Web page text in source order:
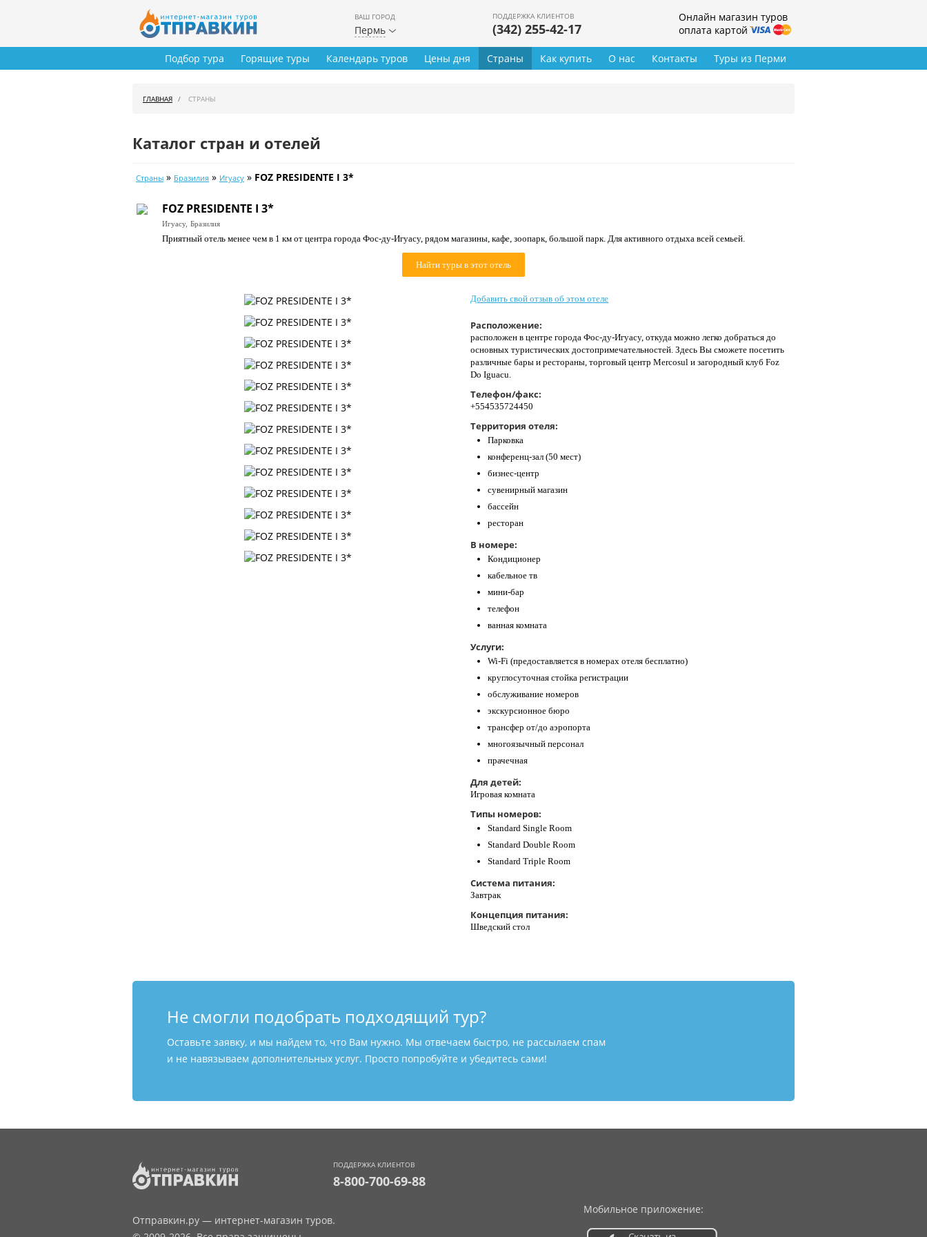
ВАШ ГОРОД
Пермь
ПОДДЕРЖКА КЛИЕНТОВ
(342) 255-42-17
Онлайн магазин туров
оплата картой
Туры из Перми
Подбор тура Горящие туры Календарь туров Цены дня Страны Как купить О нас Контакты
ГЛАВНАЯ СТРАНЫ
Каталог стран и отелей
Страны » Бразилия » Игуасу » FOZ PRESIDENTE I 3*
FOZ PRESIDENTE I 3*
Игуасу, Бразилия
Приятный отель менее чем в 1 км от центра города Фос-ду-Игуасу, рядом магазины, кафе, зоопарк, большой парк. Для активного отдыха всей семьей.
Найти туры в этот отель
Добавить свой отзыв об этом отеле
Расположение:
расположен в центре города Фос-ду-Игуасу, откуда можно легко добраться до
основных туристических достопримечательностей. Здесь Вы сможете посетить
различные бары и рестораны, торговый центр Mercosul и загородный клуб Foz
Do Iguacu.
Телефон/факс:
+554535724450
Территория отеля:
Парковка
конференц-зал (50 мест)
бизнес-центр
сувенирный магазин
бассейн
ресторан
В номере:
Кондиционер
кабельное тв
мини-бар
телефон
ванная комната
Услуги:
Wi-Fi (предоставляется в номерах отеля бесплатно)
круглосуточная стойка регистрации
обслуживание номеров
экскурсионное бюро
трансфер от/до аэропорта
многоязычный персонал
прачечная
Для детей:
Игровая комната
Типы номеров:
Standard Single Room
Standard Double Room
Standard Triple Room
Система питания:
Завтрак
Концепция питания:
Шведский стол
Не смогли подобрать подходящий тур?
Оставьте заявку, и мы найдем то, что Вам нужно. Мы отвечаем быстро, не рассылаем спам
и не навязываем дополнительных услуг. Просто попробуйте и убедитесь сами!
ПОДДЕРЖКА КЛИЕНТОВ
8-800-700-69-88
Отправкин.ру — интернет-магазин туров.
Мобильное приложение: